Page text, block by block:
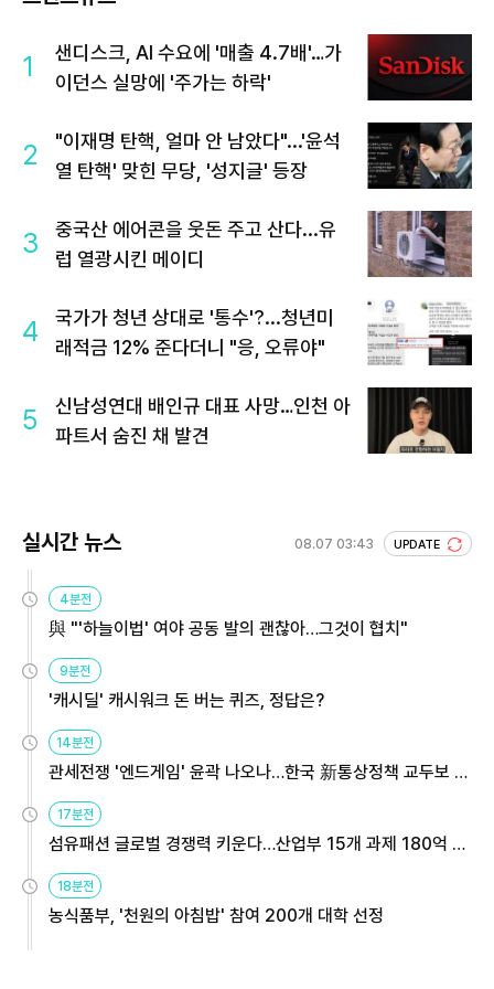
1
샌디스크, AI 수요에 '매출 4.7배'…가
이던스 실망에 '주가는 하락'
2
"이재명 탄핵, 얼마 안 남았다"...'윤석
열 탄핵' 맞힌 무당, '성지글' 등장
3
중국산 에어콘을 웃돈 주고 산다...유
럽 열광시킨 메이디
4
국가가 청년 상대로 '통수'?...청년미
래적금 12% 준다더니 "응, 오류야"
5
신남성연대 배인규 대표 사망…인천 아
파트서 숨진 채 발견
실시간 뉴스 08.07 03:43 UPDATE
4분전
與 "'하늘이법' 여야 공동 발의 괜찮아…그것이 협치"
9분전
'캐시딜' 캐시워크 돈 버는 퀴즈, 정답은?
14분전
관세전쟁 '엔드게임' 윤곽 나오나…한국 新통상정책 교두보 활
17분전
섬유패션 글로벌 경쟁력 키운다…산업부 15개 과제 180억 지
18분전
농식품부, '천원의 아침밥' 참여 200개 대학 선정